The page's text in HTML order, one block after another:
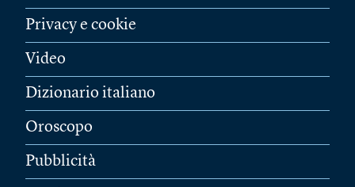
Privacy e cookie
Video
Dizionario italiano
Oroscopo
Pubblicità